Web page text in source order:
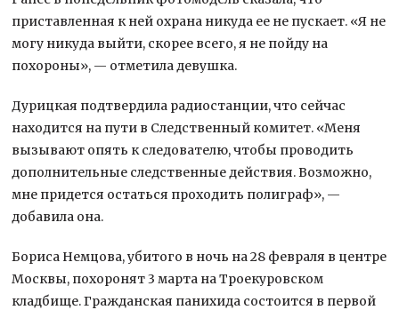
приставленная к ней охрана никуда ее не пускает. «Я не
могу никуда выйти, скорее всего, я не пойду на
похороны», — отметила девушка.
Дурицкая подтвердила радиостанции, что сейчас
находится на пути в Следственный комитет. «Меня
вызывают опять к следователю, чтобы проводить
дополнительные следственные действия. Возможно,
мне придется остаться проходить полиграф», —
добавила она.
Бориса Немцова, убитого в ночь на 28 февраля в центре
Москвы, похоронят 3 марта на Троекуровском
кладбище. Гражданская панихида состоится в первой